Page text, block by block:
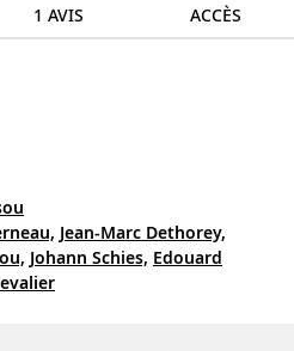
1 AVIS ACCÈS
Jean-Marc Dethorey,
Johann Schies, Edouard